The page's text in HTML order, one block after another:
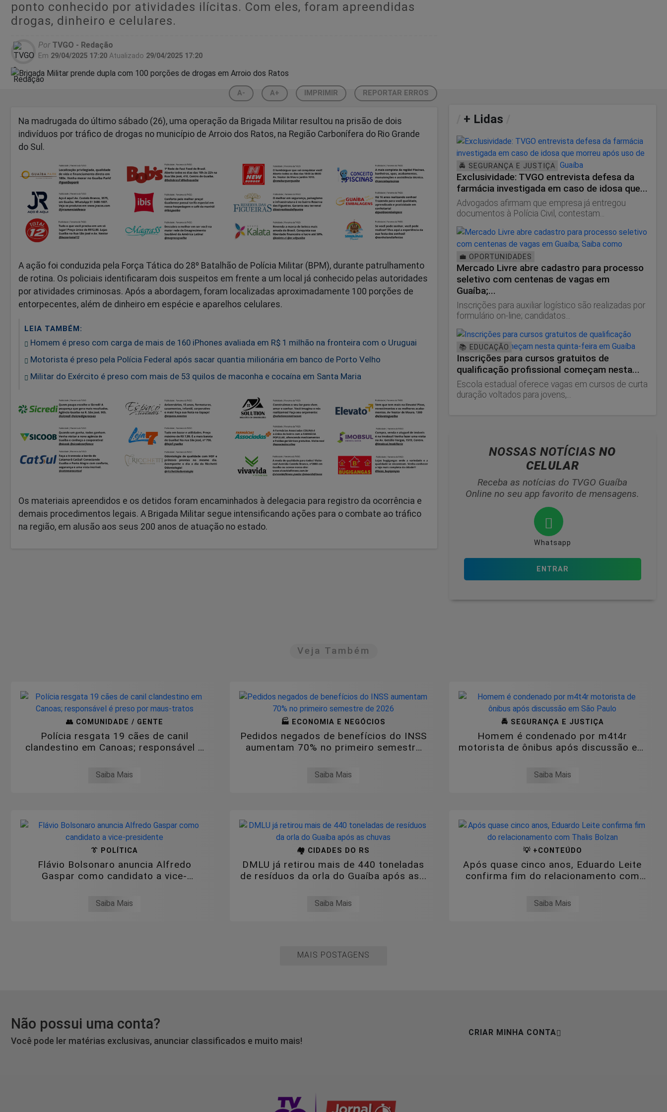
ponto conhecido por atividades ilícitas. Com eles, foram apreendidas
drogas, dinheiro e celulares.
PorTVGO - Redação
Em 29/04/2025 17:20 Atualizado 29/04/2025 17:20
A- A+ IMPRIMIR REPORTAR ERROS
Na madrugada do último sábado (26), uma operação da Brigada Militar resultou na prisão de dois
indivíduos por tráfico de drogas no município de Arroio dos Ratos, na Região Carbonífera do Rio Grande
do Sul.
A ação foi conduzida pela Força Tática do 28º Batalhão de Polícia Militar (BPM), durante patrulhamento
de rotina. Os policiais identificaram dois suspeitos em frente a um local já conhecido pelas autoridades
por atividades criminosas. Após a abordagem, foram localizadas aproximadamente 100 porções de
entorpecentes, além de dinheiro em espécie e aparelhos celulares.
LEIA TAMBÉM:
Homem é preso com carga de mais de 160 iPhones avaliada em R$ 1 milhão na fronteira com o Uruguai
Motorista é preso pela Polícia Federal após sacar quantia milionária em banco de Porto Velho
Militar do Exército é preso com mais de 53 quilos de maconha e cocaína em Santa Maria
Os materiais apreendidos e os detidos foram encaminhados à delegacia para registro da ocorrência e
demais procedimentos legais. A Brigada Militar segue intensificando ações para o combate ao tráfico
na região, em alusão aos seus 200 anos de atuação no estado.
+ Lidas
🚔 SEGURANÇA E JUSTIÇA
Exclusividade: TVGO entrevista defesa da
farmácia investigada em caso de idosa que...
Advogados afirmam que empresa já entregou
documentos à Polícia Civil, contestam...
💼 OPORTUNIDADES
Mercado Livre abre cadastro para processo
seletivo com centenas de vagas em
Guaíba;...
Inscrições para auxiliar logístico são realizadas por
formulário on-line; candidatos...
📚 EDUCAÇÃO
Inscrições para cursos gratuitos de
qualificação profissional começam nesta...
Escola estadual oferece vagas em cursos de curta
duração voltados para jovens,...
NOSSAS NOTÍCIASNO
CELULAR
Receba as notícias do TVGO Guaíba
Online no seu app favorito de mensagens.
Whatsapp
ENTRAR
Veja Também
👥 COMUNIDADE / GENTE
Polícia resgata 19 cães de canil
clandestino em Canoas; responsável é
Saiba Mais
🏭 ECONOMIA E NEGÓCIOS
Pedidos negados de benefícios do INSS
aumentam 70% no primeiro semestre
Saiba Mais
🚔 SEGURANÇA E JUSTIÇA
Homem é condenado por m4t4r
motorista de ônibus após discussão em
Saiba Mais
👔 POLÍTICA
Flávio Bolsonaro anuncia Alfredo
Gaspar como candidato a vice-
Saiba Mais
🏘️ CIDADES DO RS
DMLU já retirou mais de 440 toneladas
de resíduos da orla do Guaíba após as...
Saiba Mais
💡 +CONTEÚDO
Após quase cinco anos, Eduardo Leite
confirma fim do relacionamento com
Saiba Mais
MAIS POSTAGENS
Não possui uma conta?
Você pode ler matérias exclusivas, anunciar classificados e muito mais!
CRIAR MINHA CONTA